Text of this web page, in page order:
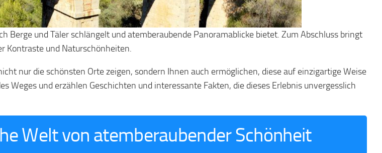
Berge und Täler schlängelt und atemberaubende Panoramablicke bietet. Zum Abschluss bringt
Kontraste und Naturschönheiten.
nur die schönsten Orte zeigen, sondern Ihnen auch ermöglichen, diese auf einzigartige Weise
Weges und erzählen Geschichten und interessante Fakten, die dieses Erlebnis unvergesslich
Welt von atemberaubender Schönheit